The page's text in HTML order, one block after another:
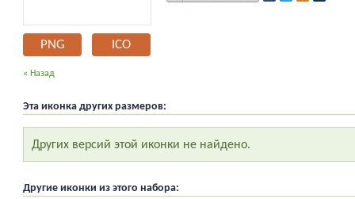
PNG ICO
« Назад
Эта иконка других размеров:
Других версий этой иконки не найдено.
Другие иконки из этого набора: